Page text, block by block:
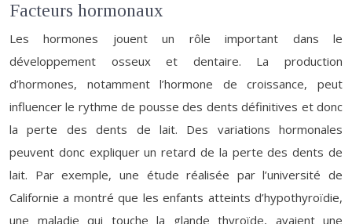
Facteurs hormonaux
Les hormones jouent un rôle important dans le
développement osseux et dentaire. La production
d’hormones, notamment l’hormone de croissance, peut
influencer le rythme de pousse des dents définitives et donc
la perte des dents de lait. Des variations hormonales
peuvent donc expliquer un retard de la perte des dents de
lait. Par exemple, une étude réalisée par l’université de
Californie a montré que les enfants atteints d’hypothyroïdie,
une maladie qui touche la glande thyroïde, avaient une